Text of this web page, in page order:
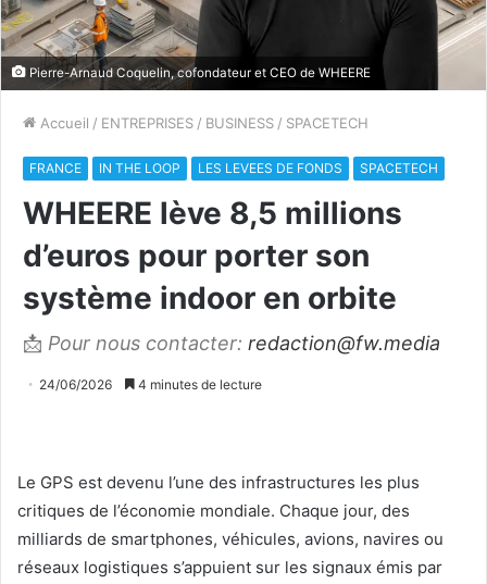
Pierre-Arnaud Coquelin, cofondateur et CEO de WHEERE
Accueil / ENTREPRISES / BUSINESS / SPACETECH
FRANCE IN THE LOOP LES LEVEES DE FONDS SPACETECH
WHEERE lève 8,5 millions
d’euros pour porter son
système indoor en orbite
📩 Pour nous contacter: redaction@fw.media
24/06/2026 4 minutes de lecture
Le GPS est devenu l’une des infrastructures les plus
critiques de l’économie mondiale. Chaque jour, des
milliards de smartphones, véhicules, avions, navires ou
réseaux logistiques s’appuient sur les signaux émis par